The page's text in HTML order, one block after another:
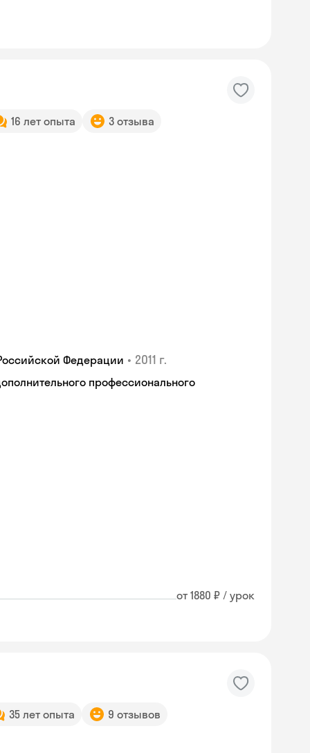
16 лет опыта 3 отзыва
Федерации • 2011 г.
профессионального
от 1880 ₽ / урок
35 лет опыта 9 отзывов